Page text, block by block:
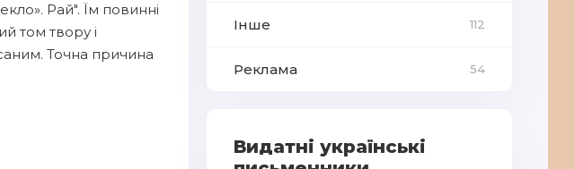
Рай". Їм повинні
том твору і
Точна причина
Інше 112
Реклама 54
Видатні українські